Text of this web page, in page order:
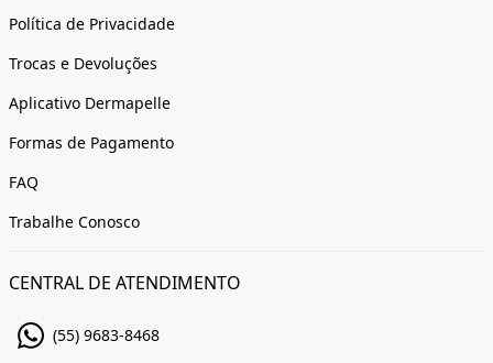
Política de Privacidade
Trocas e Devoluções
Aplicativo Dermapelle
Formas de Pagamento
FAQ
Trabalhe Conosco
CENTRAL DE ATENDIMENTO
(55) 9683-8468